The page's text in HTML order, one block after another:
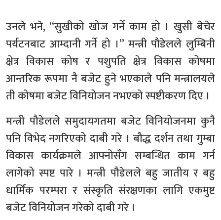
उनले भने, “सुखीको खोज गर्ने काम हो । खुसी बेचेर
पर्यटनबाट आम्दानी गर्ने हो ।” मन्त्री पौडेलले लुम्बिनी
क्षेत्र विकास कोष र पशुपति क्षेत्र विकास कोषमा
आन्तरिक रूपमा नै बजेट हुने भएकाले पनि मन्त्रालयले
ती कोषमा बजेट विनियोजन नभएको स्पष्टीकरण दिए ।
मन्त्री पौडेलले समुदायगतमा बजेट विनियोजनमा कुनै
पनि विभेद नगरिएको दाबी गरे । बौद्ध दर्शन तथा गुम्बा
विकास कार्यक्रमले आफ्नोसँग सम्बन्धित काम गर्न
लागेको स्पष्ट पारे । मन्त्री पौडेलले बहु जातीय र बहु
धार्मिक परम्परा र संस्कृति संरक्षणका लागि एकमुष्ट
बजेट विनियोजन गरेको दाबी गरे ।